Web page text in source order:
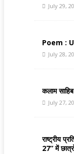
July 29,
Poem :
July 28,
कलाम
July 27,
राष्ट्रीय
27” में